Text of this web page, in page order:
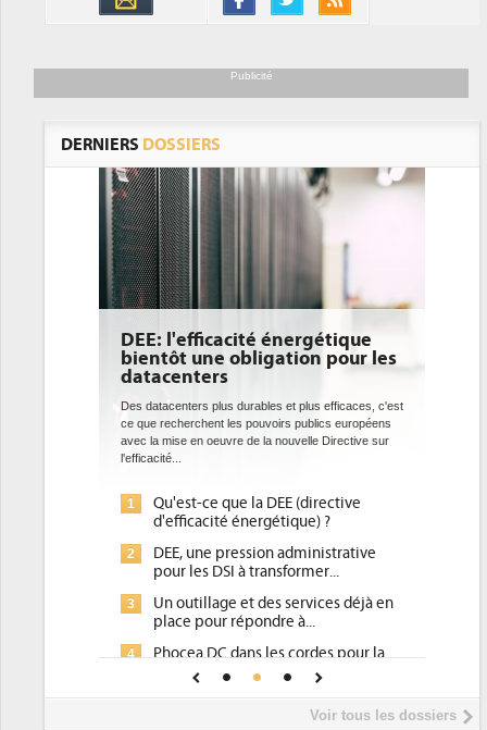
Publicité
DERNIERS DOSSIERS
DEE: l'efficacité énergétique
bientôt une obligation pour les
datacenters
Des datacenters plus durables et plus efficaces, c'est
ce que recherchent les pouvoirs publics européens
avec la mise en oeuvre de la nouvelle Directive sur
l'efficacité...
1
Qu'est-ce que la DEE (directive
d'efficacité énergétique) ?
2
DEE, une pression administrative
pour les DSI à transformer...
3
Un outillage et des services déjà en
place pour répondre à...
4
Phocea DC dans les cordes pour la
Interview de Fabrice Coquio,
président de Digital Realty...Voir tous les dossiers